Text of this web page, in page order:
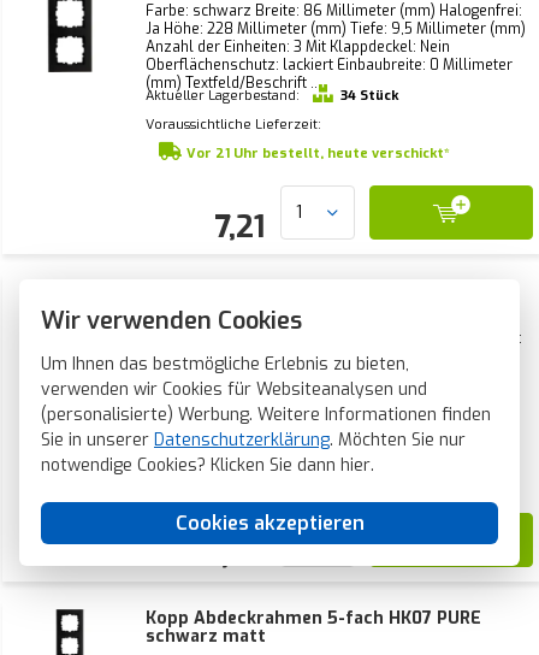
Wir verwenden Cookies
Um Ihnen das bestmögliche Erlebnis zu bieten,
verwenden wir Cookies für Websiteanalysen und
(personalisierte) Werbung. Weitere Informationen finden
Sie in unserer Datenschutzerklärung. Möchten Sie nur
notwendige Cookies? Klicken Sie dann hier.
Cookies akzeptieren
Farbe: schwarz Breite: 86 Millimeter (mm) Halogenfrei:
Ja Höhe: 228 Millimeter (mm) Tiefe: 9,5 Millimeter (mm)
Anzahl der Einheiten: 3 Mit Klappdeckel: Nein
Oberflächenschutz: lackiert Einbaubreite: 0 Millimeter
(mm) Textfeld/Beschrift ...
Aktueller Lagerbestand:
34 Stück
Voraussichtliche Lieferzeit:
Vor 21 Uhr bestellt, heute verschickt*
7,21
schwarz matt
Farbe: schwarz Breite: 86 Millimeter (mm) Halogenfrei:
Ja Höhe: 299,6 Millimeter (mm) Tiefe: 9,5 Millimeter
(mm) Anzahl der Einheiten: 4 Mit Klappdeckel: Nein
Oberflächenschutz: lackiert Einbaubreite: 0 Millimeter
(mm) Textfeld/Beschri ...
Aktueller Lagerbestand:
8 Stück
Voraussichtliche Lieferzeit:
12,30
Kopp Abdeckrahmen 5-fach HK07 PURE
schwarz matt